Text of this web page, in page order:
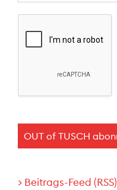
> Beitrags-Feed (RSS)